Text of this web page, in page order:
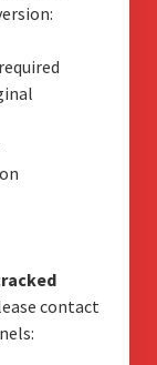
contact